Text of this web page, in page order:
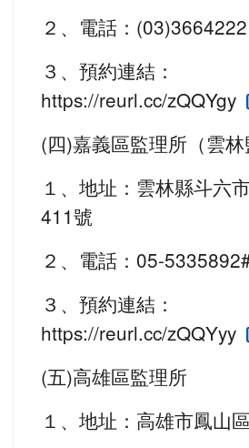
２、電話：(03)3664222
３、預約連結：
https://reurl.cc/zQQYgy
(四)嘉義區監理所（雲林
１、地址：雲林縣斗六
411號
２、電話：05-
３、預約連結：
https://reurl.cc/zQQYyy
(五)高雄區監理所
１、地址：高雄市鳳山